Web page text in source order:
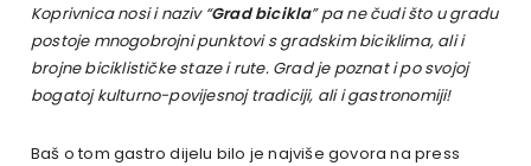
Koprivnica nosi i naziv “Grad bicikla” pa ne čudi što u gradu
postoje mnogobrojni punktovi s gradskim biciklima, ali i
brojne biciklističke staze i rute. Grad je poznat i po svojoj
bogatoj kulturno-povijesnoj tradiciji, ali i gastronomiji!
Baš o tom gastro dijelu bilo je najviše govora na press